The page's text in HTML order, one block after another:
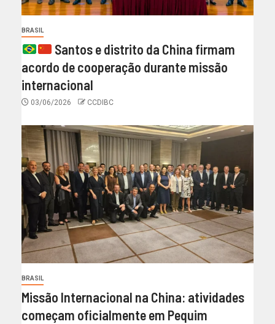
BRASIL
Santos e distrito da China firmam
acordo de cooperação durante missão
internacional
03/06/2026 CCDIBC
BRASIL
Missão Internacional na China: atividades
começam oficialmente em Pequim